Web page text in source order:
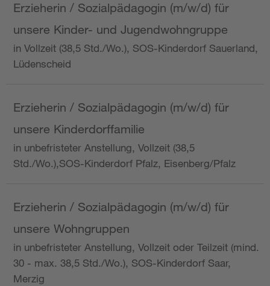
Erzieherin / Sozialpädagogin (m/w/d) für
unsere Kinder- und Jugendwohngruppe
in Vollzeit (38,5 Std./Wo.), SOS-Kinderdorf Sauerland,
Lüdenscheid
Erzieherin / Sozialpädagogin (m/w/d) für
unsere Kinderdorffamilie
in unbefristeter Anstellung, Vollzeit (38,5
Std./Wo.),SOS-Kinderdorf Pfalz, Eisenberg/Pfalz
Erzieherin / Sozialpädagogin (m/w/d) für
unsere Wohngruppen
in unbefristeter Anstellung, Vollzeit oder Teilzeit (mind.
30 - max. 38,5 Std./Wo.), SOS-Kinderdorf Saar,
Merzig